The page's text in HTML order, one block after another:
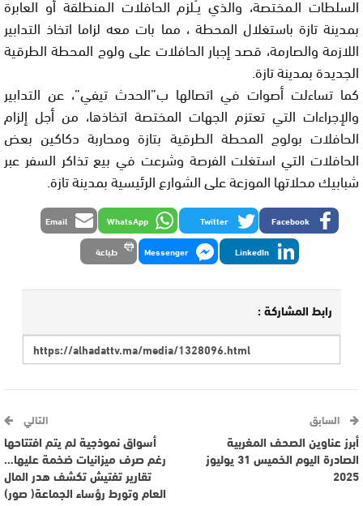
بمدينة تازة باستغلال المحطة ، مما بات معه لزاما اتخاذ التدابير
اللازمة والصارمة، قصد إجبار الحافلات على ولوج المحطة الطرقية
الجديدة بمدينة تازة.
كما تساءلت أصوات في اتصالها ب”الحدث تيفي”، عن التدابير
والإجراءات التي تعتزم الجهات المختصة اتخاذها، من أجل إلزام
الحافلات بولوج المحطة الطرقية بتازة ومحاربة دكاكين بعض
الحافلات التي استغلت الفرصة وشرعت في بيع تذاكر السفر عبر
شبابيك محلاتها الموزعة على الشوارع الرئيسية بمدينة تازة.
Facebook
Twitter
WhatsApp
Email
LinkedIn
Messenger طباعة
رابط المشاركة :
السابق
أبرز عناوين الصحف المغربية
الصادرة اليوم الخميس 31 يوليوز
2025
التالي
أسواق نموذجية لم يتم افتتاحها
رغم صرف ميزانيات ضخمة عليها…
تقارير تفتيش تكشف هدر المال
العام وتورط رؤساء الجماعة( صور)